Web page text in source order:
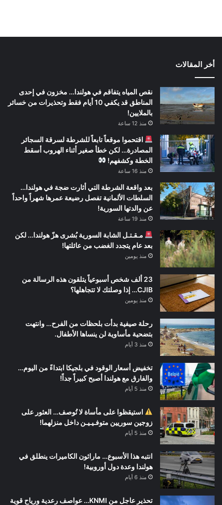
أخر المقالات
نقص المياه يتفاقم في هولندا… مخزون في إحدى
المناطق قد يكفي 10 أيام فقط وتحذيرات من خسائر
بالملايين!
منذ 12 ساعة
اقتحموا موقعاً تابعاً للشرطة لسرقة السجائر
المصادرة… لكن خطأ صغير أثناء الهروب أسقط
الخطة وكشفهم!
منذ 16 ساعة
بعد واقعة الشرطة التي أثارت ضجة في هولندا…
السلطات الألمانية تفصل رضيعة عمرها شهراً واحداً
عن والدتها السورية!
منذ 19 ساعة
مـقـتـل الشابة السورية بُشرى هزّ هولندا… لكن
بعد عام يتجدد الغضب من عائلتها!
منذ يومين
23 ألف شخص أسبوعياً يتلقون هذه الرسالة من
CJIB… إذا وصلتك لا تتجاهلها؟
منذ يومين
رحلة صيفية بدأت بلحظات من الفرح… وانتهت
بتضحية مأساوية لن ينساها الأطفال.
منذ 3 أيام
تخفيض أسعار الوقود في بلجيكا ابتداءً من اليوم…
والفارق مع هولندا أصبح كبيراً جداً!
منذ 5 أيام
استيقظوا على مأساة لا تُوصف… العثور على
زوجين سوريين متوفـيـيـن داخل منزلهما!
منذ 5 أيام
انتبه هذا الأسبوع… ماراثون الكاميرات ينطلق في
هولندا وعدة دول أوروبية!
منذ 6 أيام
تحذير عاجل من KNMI… عواصف رعدية ورياح قوية